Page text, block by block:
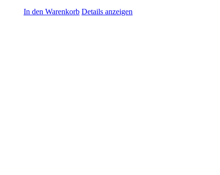
In den Warenkorb Details anzeigen